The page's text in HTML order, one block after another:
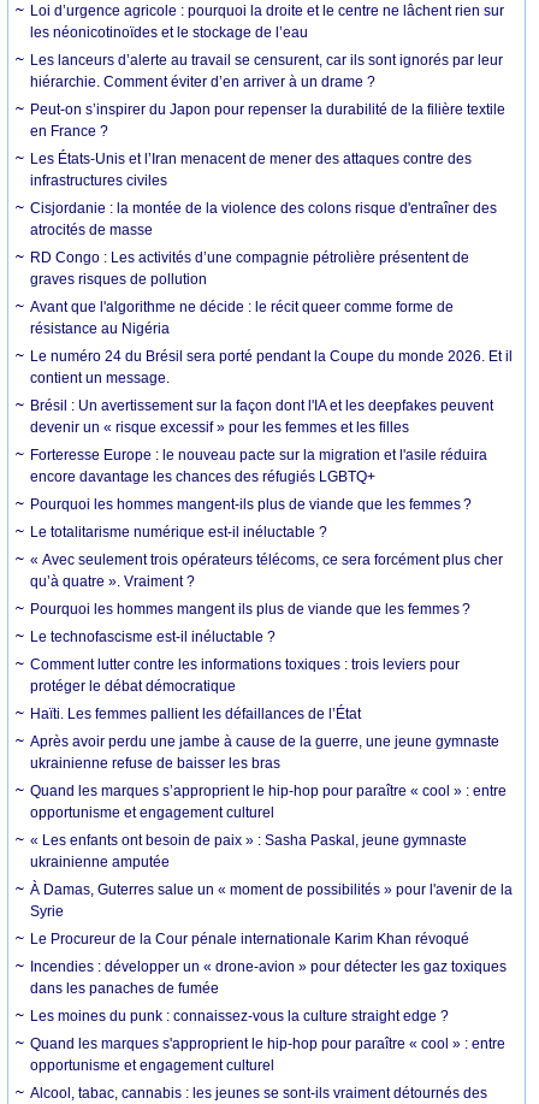
Loi d’urgence agricole : pourquoi la droite et le centre ne lâchent rien sur
les néonicotinoïdes et le stockage de l’eau
Les lanceurs d’alerte au travail se censurent, car ils sont ignorés par leur
hiérarchie. Comment éviter d’en arriver à un drame ?
Peut-on s’inspirer du Japon pour repenser la durabilité de la filière textile
en France ?
Les États-Unis et l’Iran menacent de mener des attaques contre des
infrastructures civiles
Cisjordanie : la montée de la violence des colons risque d'entraîner des
atrocités de masse
RD Congo : Les activités d’une compagnie pétrolière présentent de
graves risques de pollution
Avant que l'algorithme ne décide : le récit queer comme forme de
résistance au Nigéria
Le numéro 24 du Brésil sera porté pendant la Coupe du monde 2026. Et il
contient un message.
Brésil : Un avertissement sur la façon dont l'IA et les deepfakes peuvent
devenir un « risque excessif » pour les femmes et les filles
Forteresse Europe : le nouveau pacte sur la migration et l'asile réduira
encore davantage les chances des réfugiés LGBTQ+
Pourquoi les hommes mangent-ils plus de viande que les femmes ?
Le totalitarisme numérique est-il inéluctable ?
« Avec seulement trois opérateurs télécoms, ce sera forcément plus cher
qu’à quatre ». Vraiment ?
Pourquoi les hommes mangent ils plus de viande que les femmes ?
Le technofascisme est-il inéluctable ?
Comment lutter contre les informations toxiques : trois leviers pour
protéger le débat démocratique
Haïti. Les femmes pallient les défaillances de l’État
Après avoir perdu une jambe à cause de la guerre, une jeune gymnaste
ukrainienne refuse de baisser les bras
Quand les marques s’approprient le hip-hop pour paraître « cool » : entre
opportunisme et engagement culturel
« Les enfants ont besoin de paix » : Sasha Paskal, jeune gymnaste
ukrainienne amputée
À Damas, Guterres salue un « moment de possibilités » pour l'avenir de la
Syrie
Le Procureur de la Cour pénale internationale Karim Khan révoqué
Incendies : développer un « drone-avion » pour détecter les gaz toxiques
dans les panaches de fumée
Les moines du punk : connaissez-vous la culture straight edge ?
Quand les marques s'approprient le hip-hop pour paraître « cool » : entre
opportunisme et engagement culturel
Alcool, tabac, cannabis : les jeunes se sont-ils vraiment détournés des